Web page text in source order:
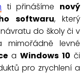
ti přinášíme nový
softwaru, který
do školy či v
mimořádně levné
aWindows 10 či
pro zrychlení a